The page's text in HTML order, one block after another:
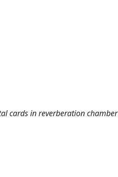
cards in reverberation chamber